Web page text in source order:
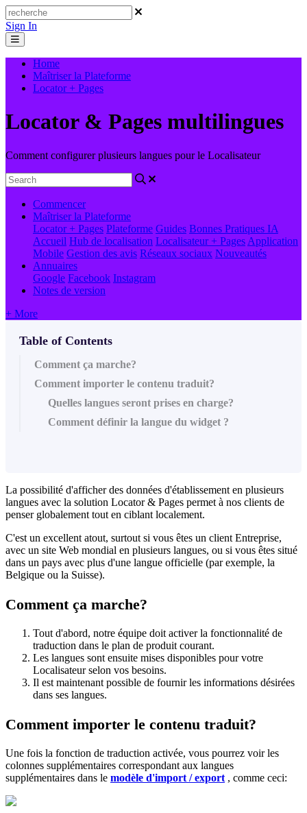
Sign In
Home
Maîtriser la Plateforme
Locator + Pages
Locator & Pages multilingues
Comment configurer plusieurs langues pour le Localisateur
Commencer
Maîtriser la Plateforme
Locator + Pages Plateforme Guides Bonnes Pratiques IA
Accueil Hub de localisation Localisateur + Pages Application
Mobile Gestion des avis Réseaux sociaux Nouveautés
Annuaires
Google Facebook Instagram
Notes de version
+ More
Table of Contents
Comment ça marche?
Comment importer le contenu traduit?
Quelles langues seront prises en charge?
Comment définir la langue du widget ?
La possibilité d'afficher des données d'établissement en plusieurs
langues avec la solution Locator & Pages permet à nos clients de
penser globalement tout en ciblant localement.
C'est un excellent atout, surtout si vous êtes un client Entreprise,
avec un site Web mondial en plusieurs langues, ou si vous êtes situé
dans un pays avec plus d'une langue officielle (par exemple, la
Belgique ou la Suisse).
Comment ça marche?
Tout d'abord, notre équipe doit activer la fonctionnalité de
traduction dans le plan de produit courant.
Les langues sont ensuite mises disponibles pour votre
Localisateur selon vos besoins.
Il est maintenant possible de fournir les informations désirées
dans ses langues.
Comment importer le contenu traduit?
Une fois la fonction de traduction activée, vous pourrez voir les
colonnes supplémentaires correspondant aux langues
supplémentaires dans le modèle d'import / export ‍, comme ceci: